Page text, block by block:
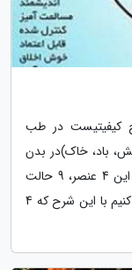
کیفیتیست در طب
باد، خاک)در بدن
پیدا می گردد. طبق ذخیره خوارزمشاهی از تاثیر این 4 عنصر، 9 حالت
مختلف پدید می آید که آن ها را با هم مرور می کنیم با این شرح که 4